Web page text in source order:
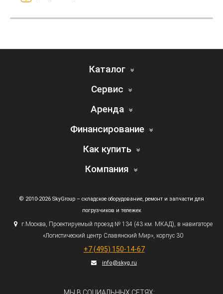
Каталог
Сервис
Аренда
Финансирование
Как купить
Компания
© 2010-2026 SkyGroup – складское оборудование, ремонт и запчасти для
погрузчиков и тележек
г.Москва, Проектируемый проезд № 134 (43км. МКАД), в навигаторе
«Логистический центр Славянский Мир», корпус 30
+7 (495) 150-14-67
info@skyg.ru